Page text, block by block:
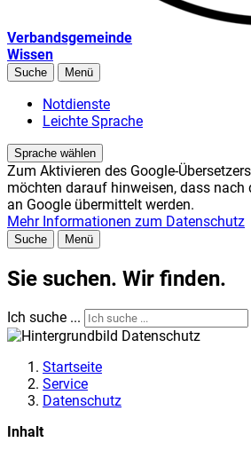
Verbandsgemeinde
Wissen
Suche Menü
Notdienste
Leichte Sprache
Sprache wählen
Zum Aktivieren des Google-
möchten darauf hinweisen, dass nach
an Google übermittelt werden.
Mehr Informationen zum Datenschutz
Suche Menü
Sie suchen. Wir finden.
Ich suche ...
Startseite
Service
Datenschutz
Inhalt